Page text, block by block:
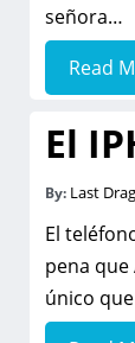
señora…
Read
El
By: Last
El
pena
único